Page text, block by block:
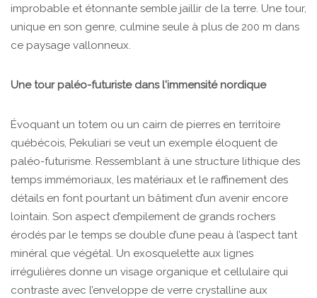
improbable et étonnante semble jaillir de la terre. Une tour,
unique en son genre, culmine seule à plus de 200 m dans
ce paysage vallonneux.
Une tour paléo-futuriste dans l'immensité nordique
Évoquant un totem ou un cairn de pierres en territoire
québécois, Pekuliari se veut un exemple éloquent de
paléo-futurisme. Ressemblant à une structure lithique des
temps immémoriaux, les matériaux et le raffinement des
détails en font pourtant un bâtiment d’un avenir encore
lointain. Son aspect d’empilement de grands rochers
érodés par le temps se double d’une peau à l’aspect tant
minéral que végétal. Un exosquelette aux lignes
irrégulières donne un visage organique et cellulaire qui
contraste avec l’enveloppe de verre crystalline aux